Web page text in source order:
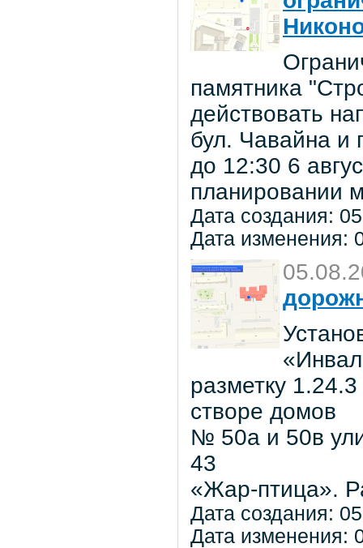
памятника
действовать
бул. Чавайна и
до 12:30 6
планировании
Дата создания:
Дата изменения:
разметку
створе домов
№ 50а и 50в
43
«Жар-птица».
Дата создания:
Дата изменения: